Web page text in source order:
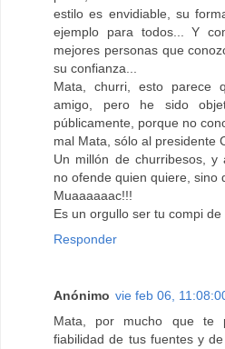
estilo es envidiable, su
ejemplo para todos... Y
mejores personas que
su confianza...
Mata, churri, esto parece
amigo, pero he sido
públicamente, porque no
mal Mata, sólo al presidente
Un millón de churribesos, y
no ofende quien quiere, sino
Muaaaaaac!!!
Es un orgullo ser tu compi de
Responder
Anónimo vie feb 06,
Mata, por mucho que te
fiabilidad de tus fuentes y